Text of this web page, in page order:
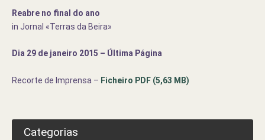
Reabre no final do ano
in Jornal «Terras da Beira»
Dia 29 de janeiro 2015 – Última Página
Recorte de Imprensa – Ficheiro PDF (5,63 MB)
Categorias